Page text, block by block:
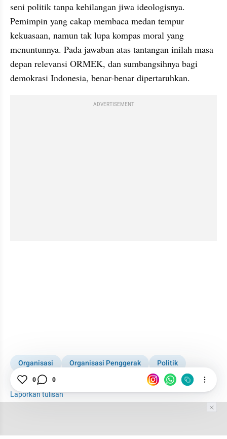
seni politik tanpa kehilangan jiwa ideologisnya.
Pemimpin yang cakap membaca medan tempur
kekuasaan, namun tak lupa kompas moral yang
menuntunnya. Pada jawaban atas tantangan inilah masa
depan relevansi ORMEK, dan sumbangsihnya bagi
demokrasi Indonesia, benar-benar dipertaruhkan.
ADVERTISEMENT
Organisasi Organisasi Penggerak
Politik
Politik Identitas
Aktivis Muda
Laporkan tulisan
0 0